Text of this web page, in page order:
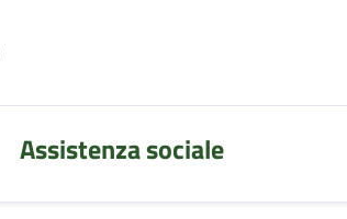
Assistenza sociale